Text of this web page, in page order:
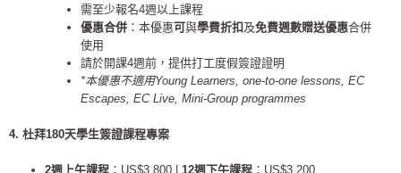
需至少報名4週以上課程
優惠合併 ：本優惠可與學費折扣及免費週數贈送優惠合併
使用
請於開課4週前，提供打工度假簽證證明
*本優惠不適用Young Learners, one-to-one lessons, EC
Escapes, EC Live, Mini-Group programmes
4. 杜拜180天學生簽證課程專案
2週上午課程 ：US$3,800 | 12週下午課程 ：US$3,200